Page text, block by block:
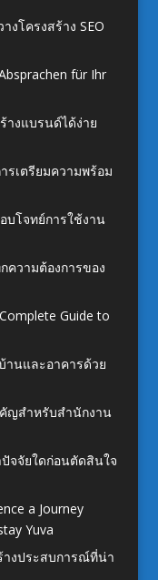
งโครงสร้าง SEO
für Ihr
างแบรนด์ได้ง่าย
รเตรียมความพร้อม
บโจทย์การใช้งาน
ความต้องการของ
Guide to
านและอาคารด้วย
ญสำหรับสำนักงาน
จจัยใดก่อนตัดสินใจ
a Journey
Yuva
างประสบการณ์ที่น่า